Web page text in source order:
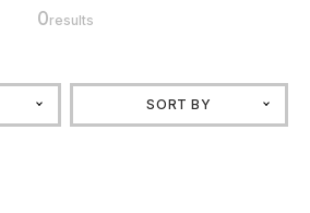
0results
SORT BY